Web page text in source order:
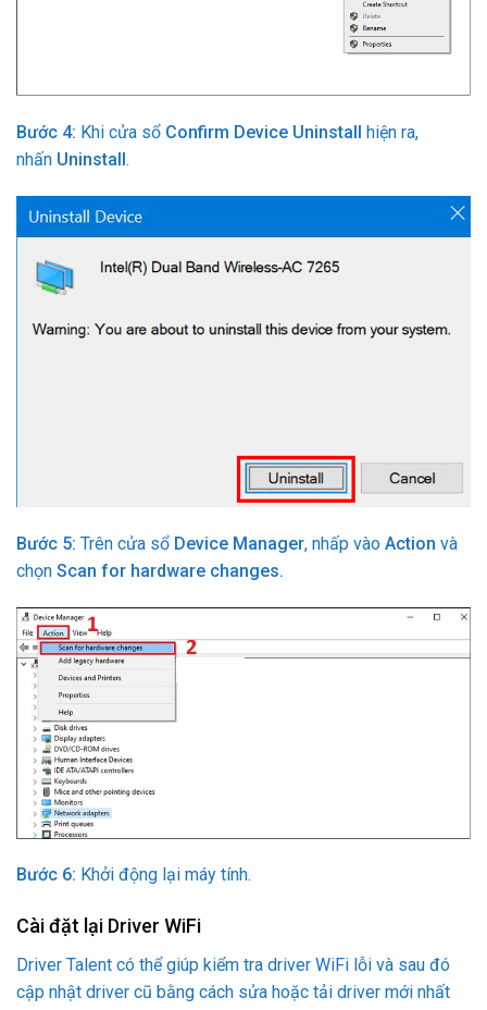
Bước 4: Khi cửa sổ Confirm Device Uninstall hiện ra,
nhấn Uninstall.
Bước 5: Trên cửa sổ Device Manager, nhấp vào Action và
chọn Scan for hardware changes.
Bước 6: Khởi động lại máy tính.
Cài đặt lại Driver WiFi
Driver Talent có thể giúp kiểm tra driver WiFi lỗi và sau đó
cập nhật driver cũ bằng cách sửa hoặc tải driver mới nhất